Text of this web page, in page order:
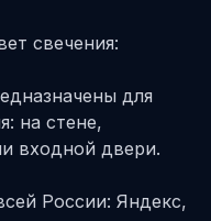
свечения:
для
на стене,
входной двери.
России: Яндекс,